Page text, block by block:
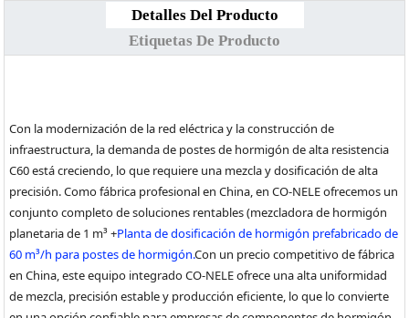
Detalles Del Producto
Etiquetas De Producto
Con la modernización de la red eléctrica y la construcción de
infraestructura, la demanda de postes de hormigón de alta resistencia
C60 está creciendo, lo que requiere una mezcla y dosificación de alta
precisión. Como fábrica profesional en China, en CO-NELE ofrecemos un
conjunto completo de soluciones rentables (mezcladora de hormigón
planetaria de 1 m³ +Planta de dosificación de hormigón prefabricado de
60 m³/h para postes de hormigón.Con un precio competitivo de fábrica
en China, este equipo integrado CO-NELE ofrece una alta uniformidad
de mezcla, precisión estable y producción eficiente, lo que lo convierte